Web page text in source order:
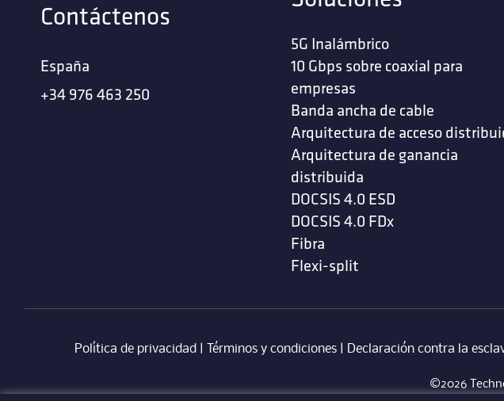
Contáctenos
España
+34 976 463 250
5G Inalámbrico
10 Gbps sobre coaxial para
empresas
Banda ancha de cable
Arquitectura de acceso
Arquitectura de ganancia
distribuida
DOCSIS 4.0 ESD
DOCSIS 4.0 FDx
Fibra
Flexi-split
Política de privacidad Términos y condiciones| ‎ Declaración contra la
©2026